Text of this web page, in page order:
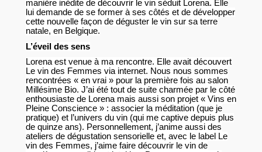
manière inédite de découvrir le vin séduit Lorena. Elle
lui demande de se former à ses côtés et de développer
cette nouvelle façon de déguster le vin sur sa terre
natale, en Belgique.
L’éveil des sens
Lorena est venue à ma rencontre. Elle avait découvert
Le vin des Femmes via internet. Nous nous sommes
rencontrées « en vrai » pour la première fois au salon
Millésime Bio. J’ai été tout de suite charmée par le côté
enthousiaste de Lorena mais aussi son projet « Vins en
Pleine Conscience » : associer la méditation (que je
pratique) et l’univers du vin (qui me captive depuis plus
de quinzeans). Personnellement, j’anime aussi des
ateliers de dégustation sensorielle et, avec le label Le
vin des Femmes, j’aime faire découvrir le vin de